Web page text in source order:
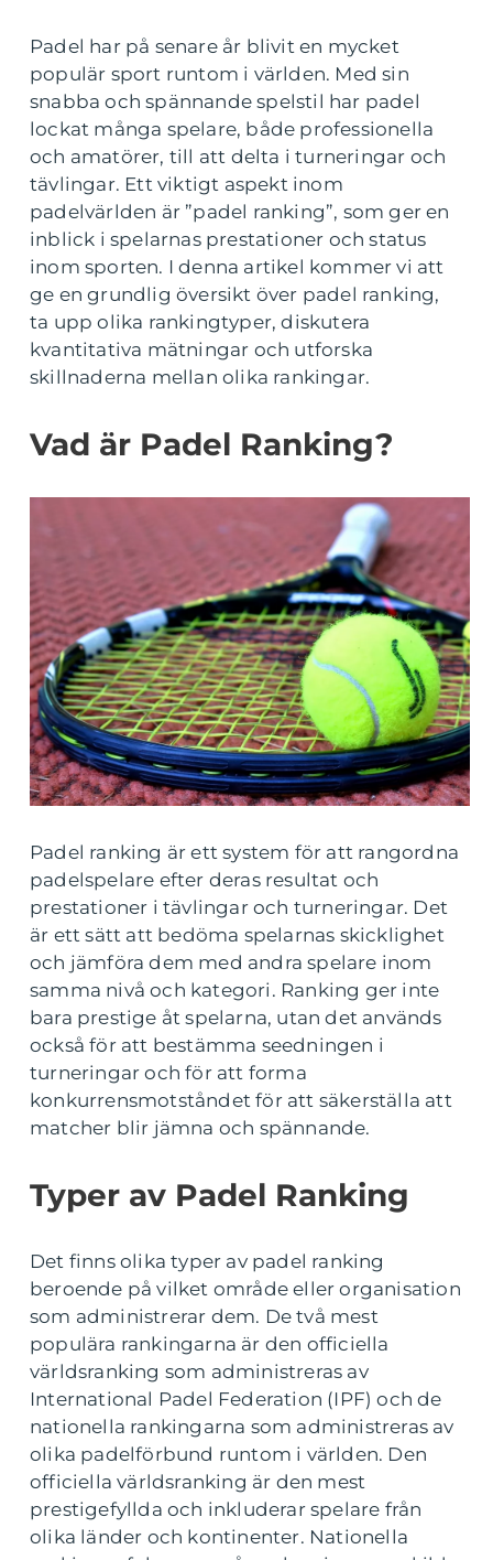
Padel har på senare år blivit en mycket
populär sport runtom i världen. Med sin
snabba och spännande spelstil har padel
lockat många spelare, både professionella
och amatörer, till att delta i turneringar och
tävlingar. Ett viktigt aspekt inom
padelvärlden är ”padel ranking”, som ger en
inblick i spelarnas prestationer och status
inom sporten. I denna artikel kommer vi att
ge en grundlig översikt över padel ranking,
ta upp olika rankingtyper, diskutera
kvantitativa mätningar och utforska
skillnaderna mellan olika rankingar.
Vad är Padel Ranking?
Padel ranking är ett system för att rangordna
padelspelare efter deras resultat och
prestationer i tävlingar och turneringar. Det
är ett sätt att bedöma spelarnas skicklighet
och jämföra dem med andra spelare inom
samma nivå och kategori. Ranking ger inte
bara prestige åt spelarna, utan det används
också för att bestämma seedningen i
turneringar och för att forma
konkurrensmotståndet för att säkerställa att
matcher blir jämna och spännande.
Typer av Padel Ranking
Det finns olika typer av padel ranking
beroende på vilket område eller organisation
som administrerar dem. De två mest
populära rankingarna är den officiella
världsranking som administreras av
International Padel Federation (IPF) och de
nationella rankingarna som administreras av
olika padelförbund runtom i världen. Den
officiella världsranking är den mest
prestigefyllda och inkluderar spelare från
olika länder och kontinenter. Nationella